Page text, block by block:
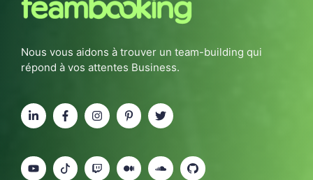
Nous vous aidons à trouver un team-building qui
répond à vos attentes Business.